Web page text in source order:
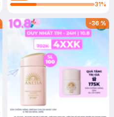
31%
-36%